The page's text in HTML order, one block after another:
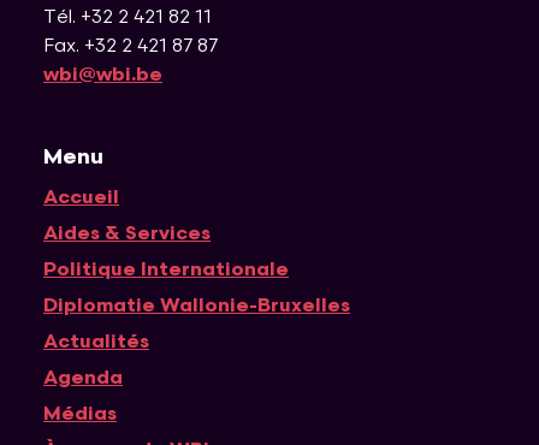
Tél. +32 2 421 82 11
Fax. +32 2 421 87 87
wbi@wbi.be
Menu
Accueil
Navigation principale
Aides & Services
Politique Internationale
Diplomatie Wallonie-Bruxelles
Actualités
Agenda
Médias